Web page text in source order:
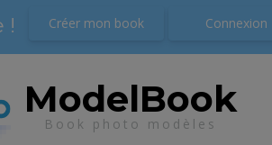
! Créer mon book Connexion
ModelBook
Book photo modèles
! Créer mon book Connexion